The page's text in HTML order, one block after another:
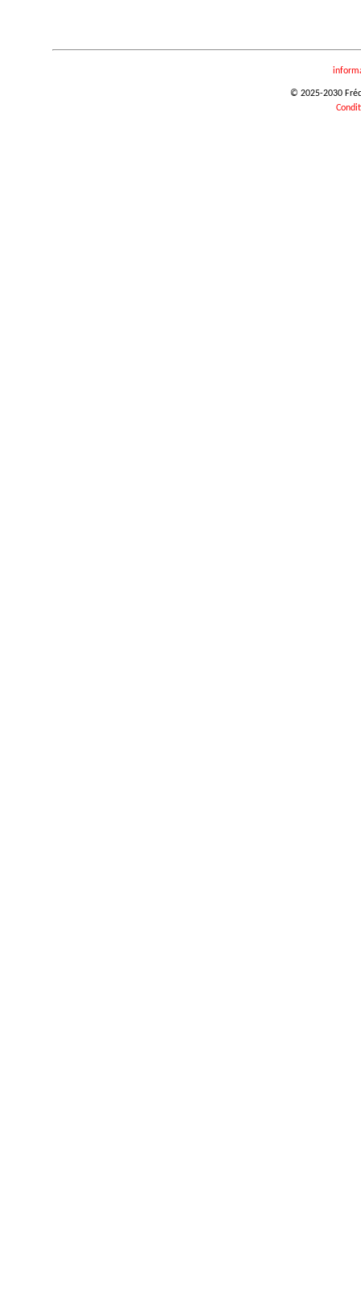
© 2025-2030